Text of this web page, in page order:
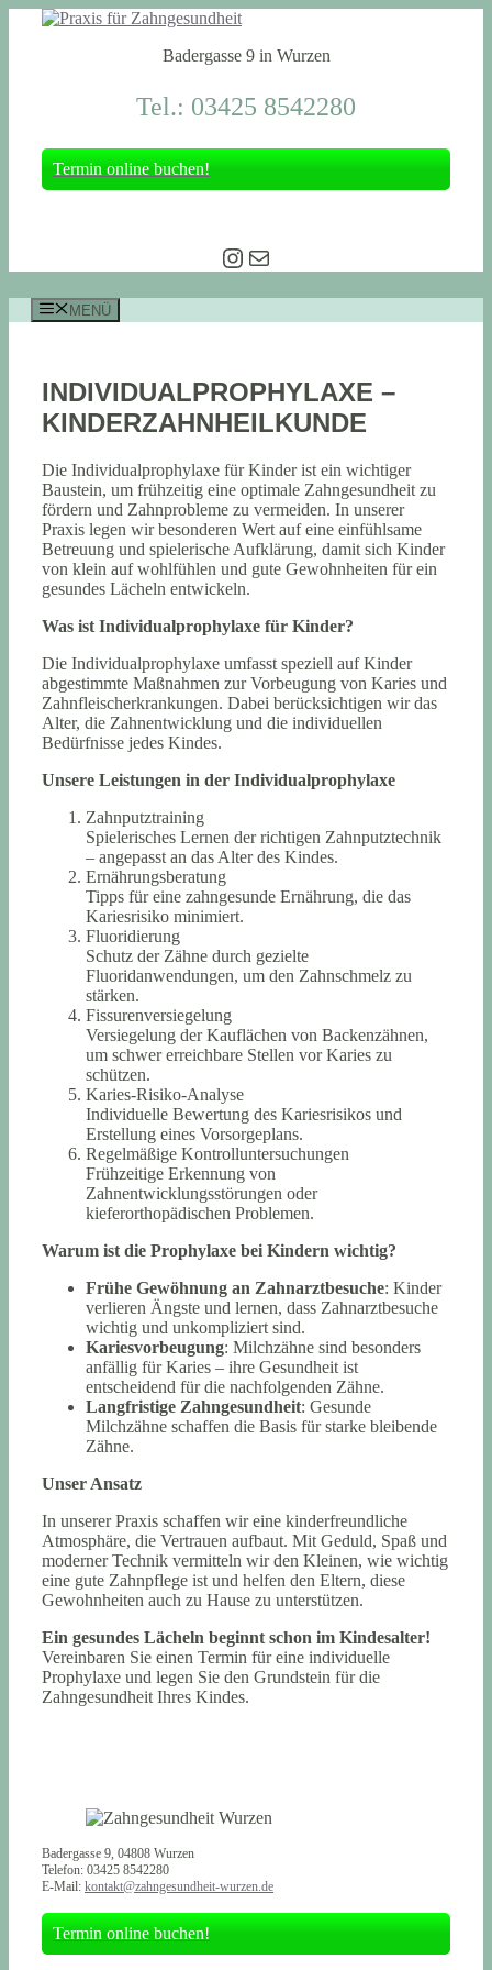
Badergasse 9 in Wurzen
Tel.: 03425 8542280
Termin online buchen!
Instagram
E-Mail
MENÜ
INDIVIDUALPROPHYLAXE –
KINDERZAHNHEILKUNDE
Die Individualprophylaxe für Kinder ist ein wichtiger
Baustein, um frühzeitig eine optimale Zahngesundheit zu
fördern und Zahnprobleme zu vermeiden. In unserer
Praxis legen wir besonderen Wert auf eine einfühlsame
Betreuung und spielerische Aufklärung, damit sich Kinder
von klein auf wohlfühlen und gute Gewohnheiten für ein
gesundes Lächeln entwickeln.
Was ist Individualprophylaxe für Kinder?
Die Individualprophylaxe umfasst speziell auf Kinder
abgestimmte Maßnahmen zur Vorbeugung von Karies und
Zahnfleischerkrankungen. Dabei berücksichtigen wir das
Alter, die Zahnentwicklung und die individuellen
Bedürfnisse jedes Kindes.
Unsere Leistungen in der Individualprophylaxe
Zahnputztraining
Spielerisches Lernen der richtigen Zahnputztechnik
– angepasst an das Alter des Kindes.
Ernährungsberatung
Tipps für eine zahngesunde Ernährung, die das
Kariesrisiko minimiert.
Fluoridierung
Schutz der Zähne durch gezielte
Fluoridanwendungen, um den Zahnschmelz zu
stärken.
Fissurenversiegelung
Versiegelung der Kauflächen von Backenzähnen,
um schwer erreichbare Stellen vor Karies zu
schützen.
Karies-Risiko-Analyse
Individuelle Bewertung des Kariesrisikos und
Erstellung eines Vorsorgeplans.
Regelmäßige Kontrolluntersuchungen
Frühzeitige Erkennung von
Zahnentwicklungsstörungen oder
kieferorthopädischen Problemen.
Warum ist die Prophylaxe bei Kindern wichtig?
Frühe Gewöhnung an Zahnarztbesuche: Kinder
verlieren Ängste und lernen, dass Zahnarztbesuche
wichtig und unkompliziert sind.
Kariesvorbeugung: Milchzähne sind besonders
anfällig für Karies – ihre Gesundheit ist
entscheidend für die nachfolgenden Zähne.
Langfristige Zahngesundheit: Gesunde
Milchzähne schaffen die Basis für starke bleibende
Zähne.
Unser Ansatz
In unserer Praxis schaffen wir eine kinderfreundliche
Atmosphäre, die Vertrauen aufbaut. Mit Geduld, Spaß und
moderner Technik vermitteln wir den Kleinen, wie wichtig
eine gute Zahnpflege ist und helfen den Eltern, diese
Gewohnheiten auch zu Hause zu unterstützen.
Ein gesundes Lächeln beginnt schon im Kindesalter!
Vereinbaren Sie einen Termin für eine individuelle
Prophylaxe und legen Sie den Grundstein für die
Zahngesundheit Ihres Kindes.
Badergasse 9, 04808 Wurzen
Telefon: 03425 8542280
E-Mail: kontakt@zahngesundheit-wurzen.de
Termin online buchen!